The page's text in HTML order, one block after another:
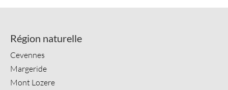
Région naturelle
Cevennes
Margeride
Mont Lozere